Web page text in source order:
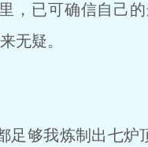
，已可确信自己的
无疑。
够我炼制出七炉